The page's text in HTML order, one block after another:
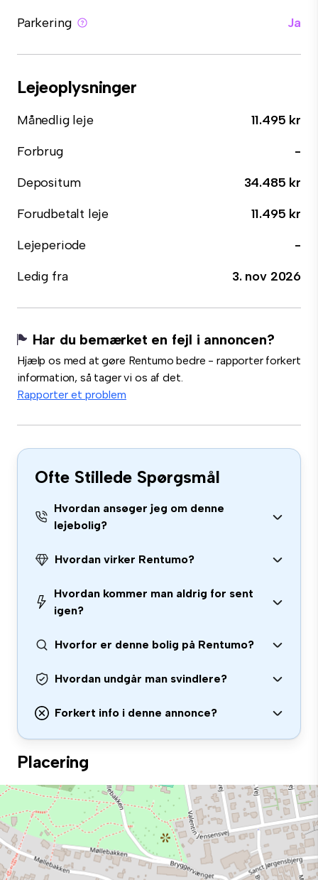
Parkering
Ja
Lejeoplysninger
Månedlig leje
11.495 kr
Forbrug
-
Depositum
34.485 kr
Forudbetalt leje
11.495 kr
Lejeperiode
-
Ledig fra
3. nov 2026
Har du bemærket en fejl i annoncen?
Hjælp os med at gøre Rentumo bedre - rapporter forkert
information, så tager vi os af det.
Rapporter et problem
Ofte Stillede Spørgsmål
Hvordan ansøger jeg om denne
lejebolig?
Hvordan virker Rentumo?
Hvordan kommer man aldrig for sent
igen?
Hvorfor er denne bolig på Rentumo?
Hvordan undgår man svindlere?
Forkert info i denne annonce?
Placering